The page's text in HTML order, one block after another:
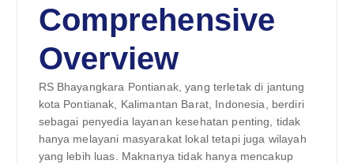
Comprehensive
Overview
RS Bhayangkara Pontianak, yang terletak di jantung
kota Pontianak, Kalimantan Barat, Indonesia, berdiri
sebagai penyedia layanan kesehatan penting, tidak
hanya melayani masyarakat lokal tetapi juga wilayah
yang lebih luas. Maknanya tidak hanya mencakup